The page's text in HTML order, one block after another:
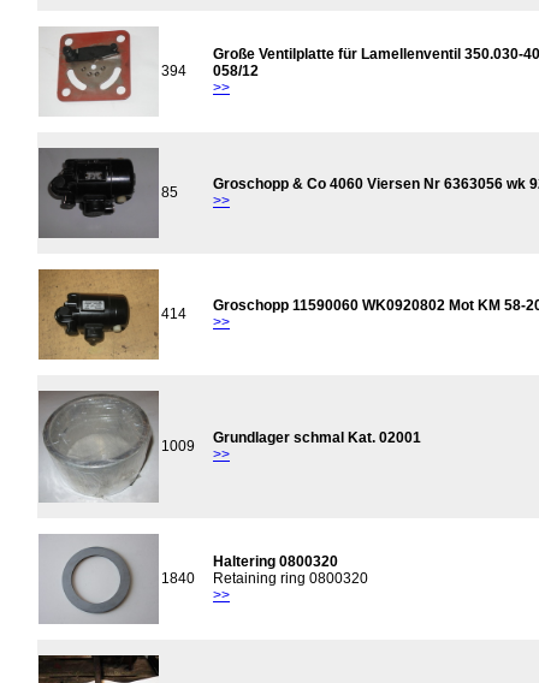
394
Große Ventilplatte für Lamellenventil 350.030-
058/12
>>
85
Groschopp & Co 4060 Viersen Nr 6363056 wk
>>
414
Groschopp 11590060 WK0920802 Mot KM 58-
>>
1009
Grundlager schmal Kat. 02001
>>
1840
Haltering 0800320
Retaining ring 0800320
>>